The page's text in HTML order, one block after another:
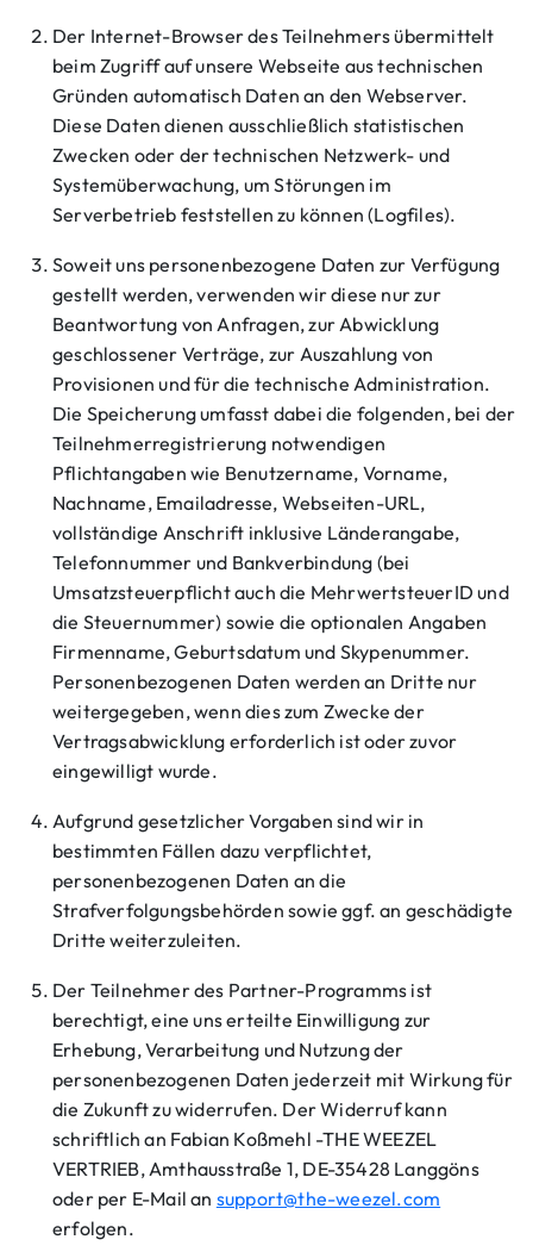
Der Internet-Browser des Teilnehmers übermittelt
beim Zugriff auf unsere Webseite aus technischen
Gründen automatisch Daten an den Webserver.
Diese Daten dienen ausschließlich statistischen
Zwecken oder der technischen Netzwerk- und
Systemüberwachung, um Störungen im
Serverbetrieb feststellen zu können (Logfiles).
Soweit uns personenbezogene Daten zur Verfügung
gestellt werden, verwenden wir diese nur zur
Beantwortung von Anfragen, zur Abwicklung
geschlossener Verträge, zur Auszahlung von
Provisionen und für die technische Administration.
Die Speicherung umfasst dabei die folgenden, bei der
Teilnehmerregistrierung notwendigen
Pflichtangaben wie Benutzername, Vorname,
Nachname, Emailadresse, Webseiten-URL,
vollständige Anschrift inklusive Länderangabe,
Telefonnummer und Bankverbindung (bei
Umsatzsteuerpflicht auch die MehrwertsteuerID und
die Steuernummer) sowie die optionalen Angaben
Firmenname, Geburtsdatum und Skypenummer.
Personenbezogenen Daten werden an Dritte nur
weitergegeben, wenn dies zum Zwecke der
Vertragsabwicklung erforderlich ist oder zuvor
eingewilligt wurde.
Aufgrund gesetzlicher Vorgaben sind wir in
bestimmten Fällen dazu verpflichtet,
personenbezogenen Daten an die
Strafverfolgungsbehörden sowie ggf. an geschädigte
Dritte weiterzuleiten.
Der Teilnehmer des Partner-Programms ist
berechtigt, eine uns erteilte Einwilligung zur
Erhebung, Verarbeitung und Nutzung der
personenbezogenen Daten jederzeit mit Wirkung für
die Zukunft zu widerrufen. Der Widerruf kann
schriftlich an Fabian Koßmehl -THE WEEZEL
VERTRIEB, Amthausstraße 1, DE-35428 Langgöns
oder per E-Mail an support@the-weezel.com
erfolgen.